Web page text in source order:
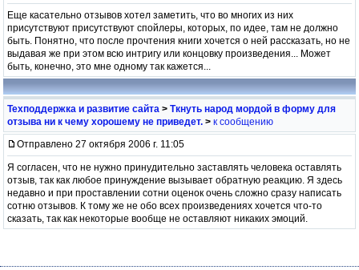
Еще касательно отзывов хотел заметить, что во многих из них
присутствуют присутствуют спойлеры, которых, по идее, там не должно
быть. Понятно, что после прочтения книги хочется о ней рассказать, но не
выдавая же при этом всю интригу или концовку произведения... Может
быть, конечно, это мне одному так кажется...
Техподдержка и развитие сайта > Ткнуть народ мордой в форму для
отзыва ни к чему хорошему не приведет. > к сообщению
Отправлено 27 октября 2006 г. 11:05
Я согласен, что не нужно принудительно заставлять человека оставлять
отзыв, так как любое принуждение вызывает обратную реакцию. Я здесь
недавно и при проставлении сотни оценок очень сложно сразу написать
сотню отзывов. К тому же не обо всех произведениях хочется что-то
сказать, так как некоторые вообще не оставляют никаких эмоций.